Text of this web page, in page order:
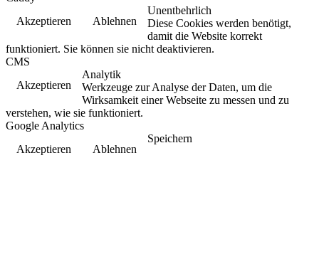
Akzeptieren
Ablehnen
Unentbehrlich
Diese Cookies werden benötigt,
damit die Website korrekt
funktioniert. Sie können sie nicht deaktivieren.
CMS
Akzeptieren
Analytik
Werkzeuge zur Analyse der Daten, um die
Wirksamkeit einer Webseite zu messen und zu
verstehen, wie sie funktioniert.
Google Analytics
Akzeptieren
Ablehnen
Speichern